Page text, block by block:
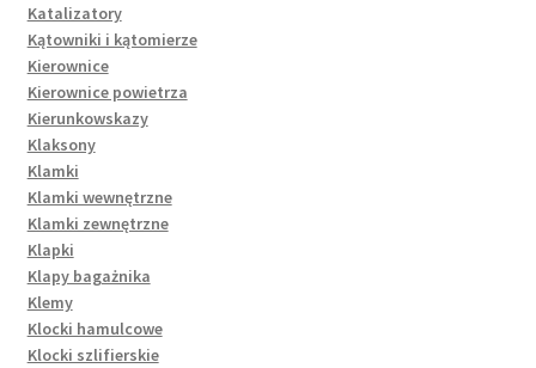
Katalizatory
Kątowniki i kątomierze
Kierownice
Kierownice powietrza
Kierunkowskazy
Klaksony
Klamki
Klamki wewnętrzne
Klamki zewnętrzne
Klapki
Klapy bagażnika
Klemy
Klocki hamulcowe
Klocki szlifierskie